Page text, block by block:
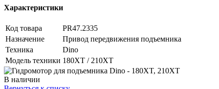
Характеристики
Код товара
PR47.2335
Назначение
Привод передвижения подъемника
Техника
Dino
Модель техники 180XT / 210XT
В наличии